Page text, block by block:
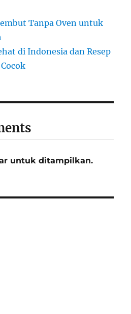
Tanpa Oven untuk
di Indonesia dan Resep
untuk ditampilkan.